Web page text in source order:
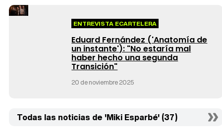
ENTREVISTA ECARTELERA
Eduard Fernández ('Anatomía de
un instante'): "No estaría mal
haber hecho una segunda
Transición"
20 de noviembre 2025
Todas las noticias de 'Miki Esparbé' (37)